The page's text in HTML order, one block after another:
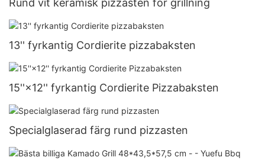
Rund vit keramisk pizzasten för grillning
13'' fyrkantig Cordierite pizzabaksten
15''×12'' fyrkantig Cordierite Pizzabaksten
Specialglaserad färg rund pizzasten